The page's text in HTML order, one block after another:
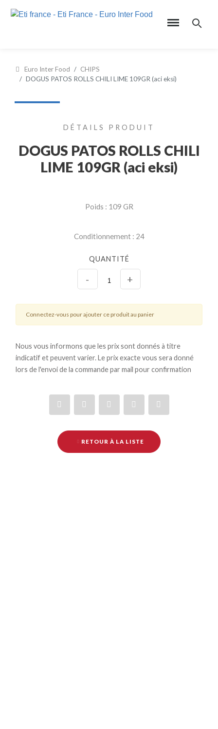
Euro Inter Food
CHIPS
DOGUS PATOS ROLLS CHILI LIME 109GR (aci eksi)
DÉTAILS PRODUIT
DOGUS PATOS ROLLS CHILI
LIME 109GR (aci eksi)
Poids : 109 GR
Conditionnement : 24
QUANTITÉ
- +
Connectez-vous pour ajouter ce produit au panier
Nous vous informons que les prix sont donnés à titre
indicatif et peuvent varier. Le prix exacte vous sera donné
lors de l'envoi de la commande par mail pour confirmation
RETOUR À LA LISTE